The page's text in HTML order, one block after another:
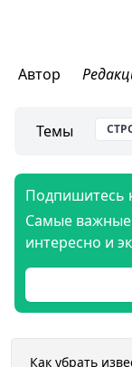
Автор
Темы
Подпишитесь
Самые
интересно и
Как убрать